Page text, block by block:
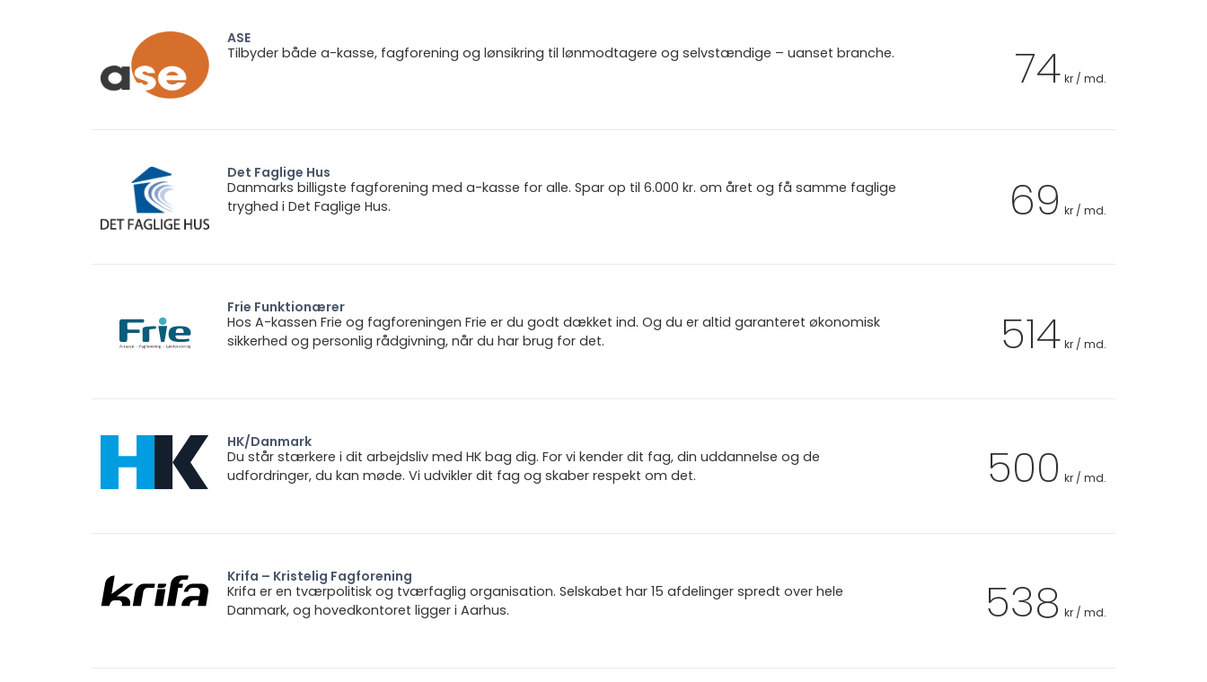
ASE
Tilbyder både a-kasse, fagforening og lønsikring til lønmodtagere og selvstændige – uanset branche.
74 kr / md.
Det Faglige Hus
Danmarks billigste fagforening med a-kasse for alle. Spar op til 6.000 kr. om året og få samme faglige
tryghed i Det Faglige Hus.
69 kr / md.
Frie Funktionærer
Hos A-kassen Frie og fagforeningen Frie er du godt dækket ind. Og du er altid garanteret økonomisk
sikkerhed og personlig rådgivning, når du har brug for det.
514 kr / md.
HK/Danmark
Du står stærkere i dit arbejdsliv med HK bag dig. For vi kender dit fag, din uddannelse og de
udfordringer, du kan møde. Vi udvikler dit fag og skaber respekt om det.
500 kr / md.
Krifa – Kristelig Fagforening
Krifa er en tværpolitisk og tværfaglig organisation. Selskabet har 15 afdelinger spredt over hele
Danmark, og hovedkontoret ligger i Aarhus.
538 kr / md.